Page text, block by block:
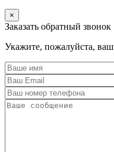
×
Заказать обратный звонок
Укажите, пожалуйста,